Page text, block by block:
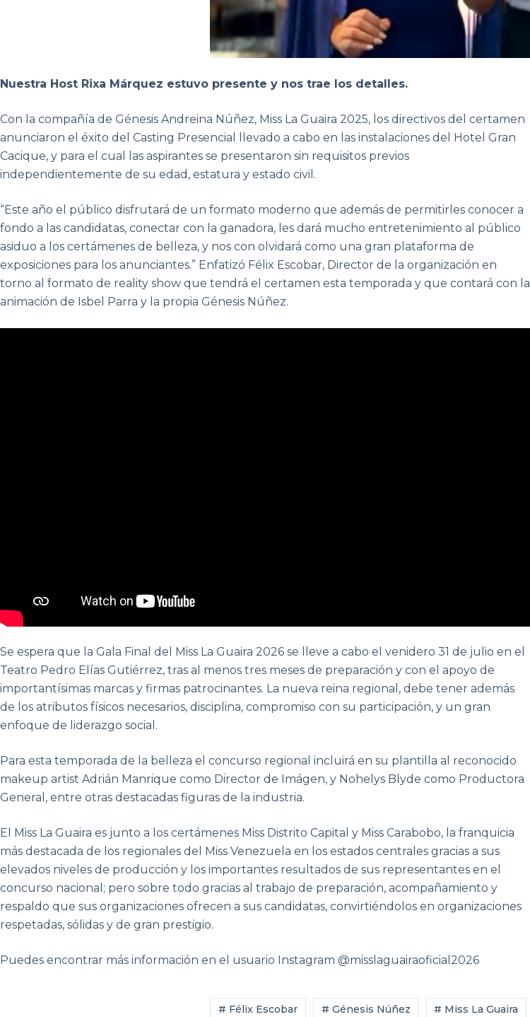
Nuestra Host Rixa Márquez estuvo presente y nos trae los detalles.
Con la compañía de Génesis Andreina Núñez, Miss La Guaira 2025, los directivos del certamen
anunciaron el éxito del Casting Presencial llevado a cabo en las instalaciones del Hotel Gran
Cacique, y para el cual las aspirantes se presentaron sin requisitos previos
independientemente de su edad, estatura y estado civil.
“Este año el público disfrutará de un formato moderno que además de permitirles conocer a
fondo a las candidatas, conectar con la ganadora, les dará mucho entretenimiento al público
asiduo a los certámenes de belleza, y nos con olvidará como una gran plataforma de
exposiciones para los anunciantes.” Enfatizó Félix Escobar, Director de la organización en
torno al formato de reality show que tendrá el certamen esta temporada y que contará con la
animación de Isbel Parra y la propia Génesis Núñez.
Se espera que la Gala Final del Miss La Guaira 2026 se lleve a cabo el venidero 31 de julio en el
Teatro Pedro Elías Gutiérrez, tras al menos tres meses de preparación y con el apoyo de
importantísimas marcas y firmas patrocinantes. La nueva reina regional, debe tener además
de los atributos físicos necesarios, disciplina, compromiso con su participación, y un gran
enfoque de liderazgo social.
Para esta temporada de la belleza el concurso regional incluirá en su plantilla al reconocido
makeup artist Adrián Manrique como Director de Imágen, y Nohelys Blyde como Productora
General, entre otras destacadas figuras de la industria.
El Miss La Guaira es junto a los certámenes Miss Distrito Capital y Miss Carabobo, la franquicia
más destacada de los regionales del Miss Venezuela en los estados centrales gracias a sus
elevados niveles de producción y los importantes resultados de sus representantes en el
concurso nacional; pero sobre todo gracias al trabajo de preparación, acompañamiento y
respaldo que sus organizaciones ofrecen a sus candidatas, convirtiéndolos en organizaciones
respetadas, sólidas y de gran prestigio.
Puedes encontrar más información en el usuario Instagram @misslaguairaoficial2026
# Félix Escobar # Génesis Núñez # Miss La Guaira